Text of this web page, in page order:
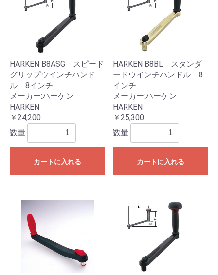
HARKEN B8ASG スピード
グリップウインチハンド
ル 8インチ
メーカー:ハーケン
HARKEN
￥24,200
数量
カートに入れる
HARKEN B8BL スタンダ
ードウインチハンドル 8
インチ
メーカー:ハーケン
HARKEN
￥25,300
数量
カートに入れる